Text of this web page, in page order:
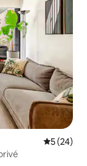
Note
5 (24)